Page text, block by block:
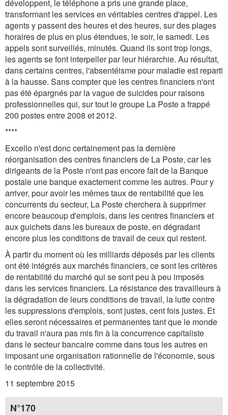
développent, le téléphone a pris une grande place,
transformant les services en véritables centres d'appel. Les
agents y passent des heures et des heures, sur des plages
horaires de plus en plus étendues, le soir, le samedi. Les
appels sont surveillés, minutés. Quand ils sont trop longs,
les agents se font interpeller par leur hiérarchie. Au résultat,
dans certains centres, l'absentéisme pour maladie est reparti
à la hausse. Sans compter que les centres financiers n'ont
pas été épargnés par la vague de suicides pour raisons
professionnelles qui, sur tout le groupe La Poste a frappé
200 postes entre 2008 et 2012.
****
Excello n'est donc certainement pas la dernière
réorganisation des centres financiers de La Poste, car les
dirigeants de la Poste n'ont pas encore fait de la Banque
postale une banque exactement comme les autres. Pour y
arriver, pour avoir les mêmes taux de rentabilité que les
concurrents du secteur, La Poste cherchera à supprimer
encore beaucoup d'emplois, dans les centres financiers et
aux guichets dans les bureaux de poste, en dégradant
encore plus les conditions de travail de ceux qui restent.
À partir du moment où les milliards déposés par les clients
ont été intégrés aux marchés financiers, ce sont les critères
de rentabilité du marché qui se sont peu à peu imposés
dans les services financiers. La résistance des travailleurs à
la dégradation de leurs conditions de travail, la lutte contre
les suppressions d'emplois, sont justes, cent fois justes. Et
elles seront nécessaires et permanentes tant que le monde
du travail n'aura pas mis fin à la concurrence capitaliste
dans le secteur bancaire comme dans tous les autres en
imposant une organisation rationnelle de l'économie, sous
le contrôle de la collectivité.
11 septembre 2015
N°170